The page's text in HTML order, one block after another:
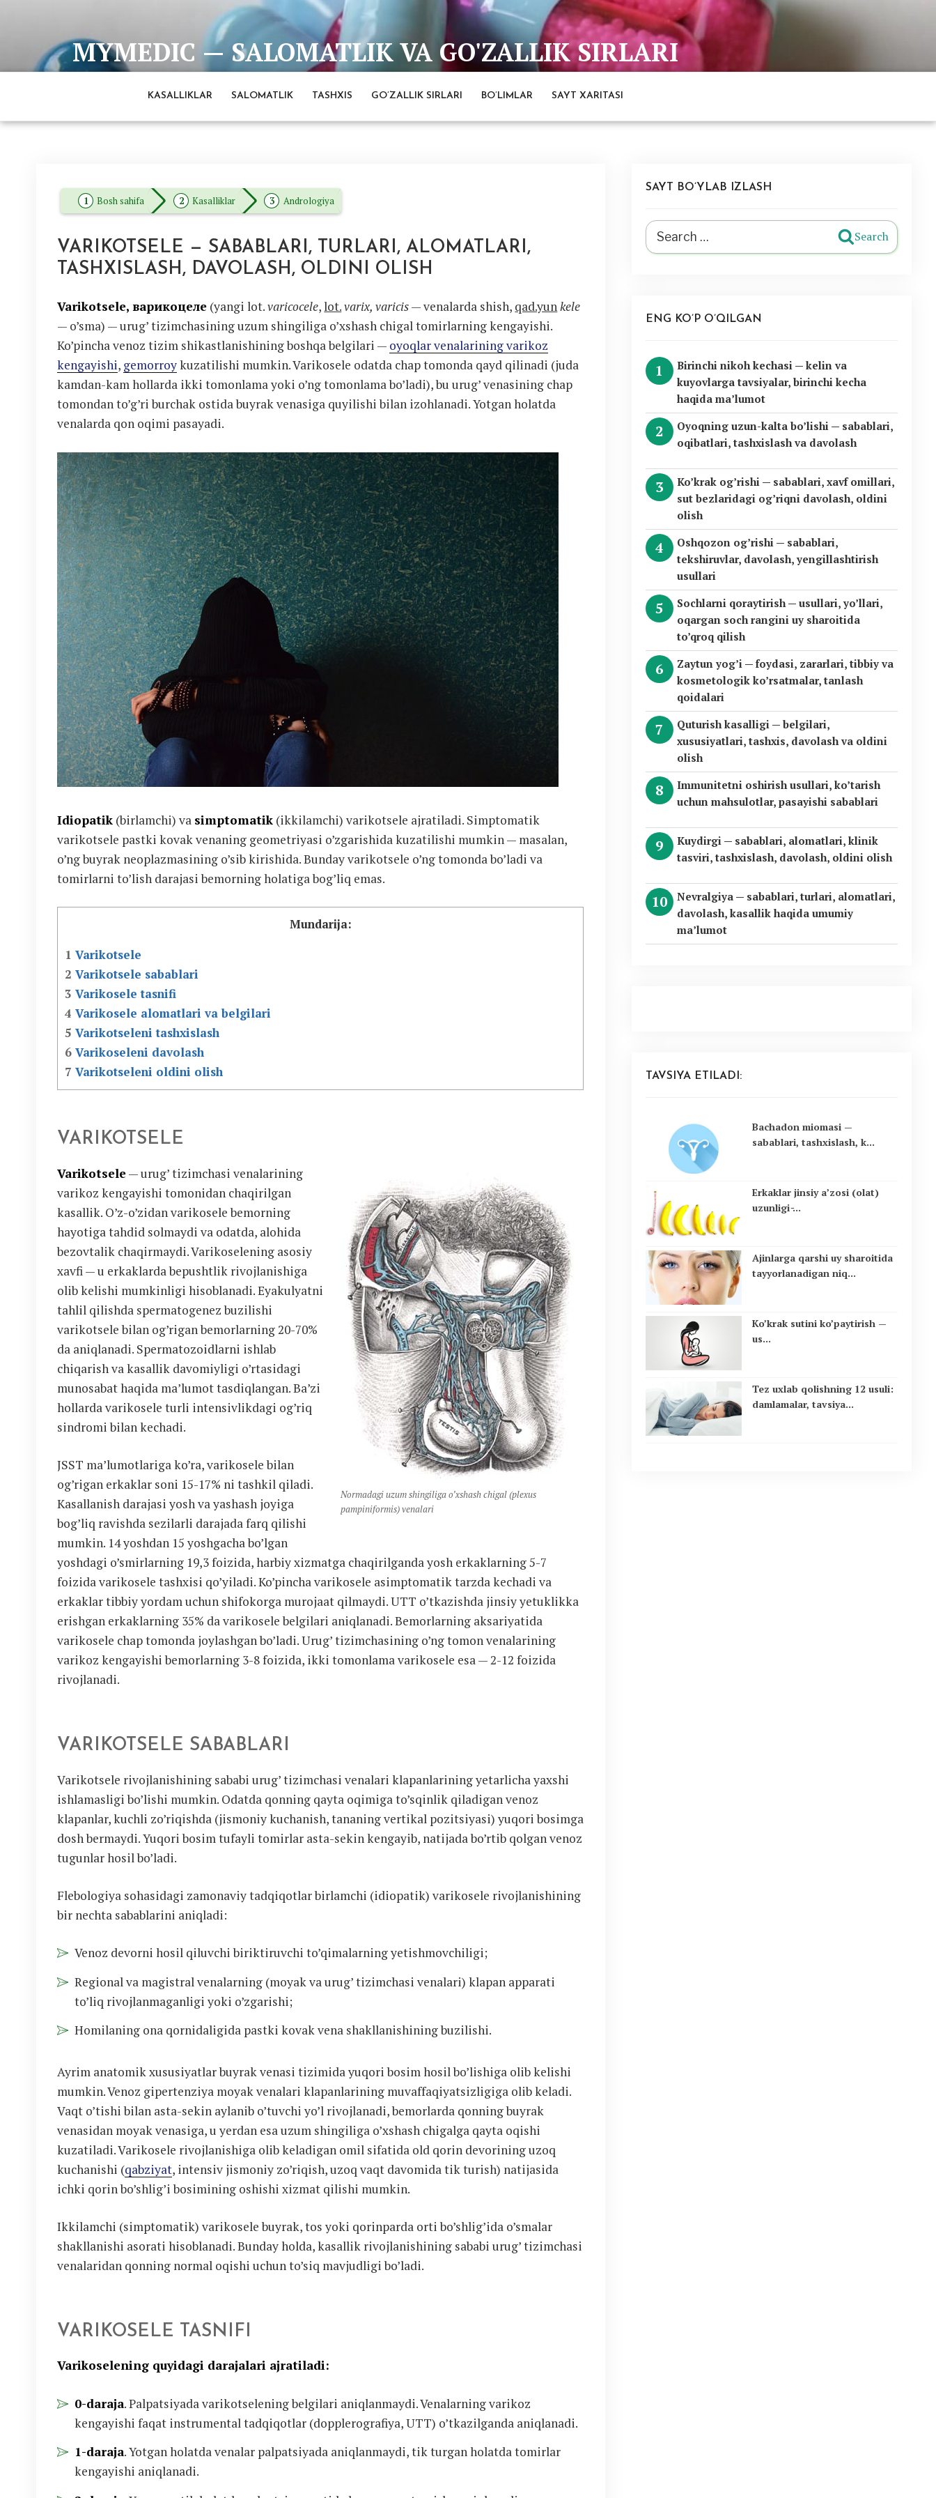
MYMEDIC — SALOMATLIK VA GO'ZALLIK SIRLARI
Barcha eng ishonchli va to'liq ma'lumotlar manbai
KASALLIKLAR SALOMATLIK TASHXIS GO’ZALLIK SIRLARI BO’LIMLAR SAYT XARITASI
Bosh sahifa Kasalliklar Andrologiya
VARIKOTSELE — SABABLARI, TURLARI, ALOMATLARI,
TASHXISLASH, DAVOLASH, OLDINI OLISH
Varikotsele, варикоцеле (yangi lot.varicocele,lot.varix, varicis— venalarda shish, qad.yunkele
— o’sma) — urug’ tizimchasining uzum shingiliga o’xshash chigal tomirlarning kengayishi.
Ko’pincha venoz tizim shikastlanishining boshqa belgilari — oyoqlar venalarining varikoz
kengayishi, gemorroykuzatilishi mumkin. Varikosele odatda chap tomonda qayd qilinadi (juda
kamdan-kam hollarda ikki tomonlama yoki o’ng tomonlama bo’ladi), bu urug’ venasining chap
tomondan to’g’ri burchak ostida buyrak venasiga quyilishi bilan izohlanadi. Yotgan holatda
venalarda qon oqimi pasayadi.
Idiopatik (birlamchi) va simptomatik (ikkilamchi) varikotsele ajratiladi. Simptomatik
varikotsele pastki kovak venaning geometriyasi o’zgarishida kuzatilishi mumkin — masalan,
o’ng buyrak neoplazmasining o’sib kirishida. Bunday varikotsele o’ng tomonda bo’ladi va
tomirlarni to’lish darajasi bemorning holatiga bog’liq emas.
Mundarija:
1 Varikotsele
2 Varikotsele sabablari
3 Varikosele tasnifi
4 Varikosele alomatlari va belgilari
5 Varikotseleni tashxislash
6 Varikoseleni davolash
7 Varikotseleni oldini olish
VARIKOTSELE
Normadagi uzum shingiliga o’xshash chigal (plexus
pampiniformis) venalari
Varikotsele— urug’ tizimchasi venalarining
varikoz kengayishi tomonidan chaqirilgan
kasallik. O’z-o’zidan varikosele bemorning
hayotiga tahdid solmaydi va odatda, alohida
bezovtalik chaqirmaydi. Varikoselening asosiy
xavfi — u erkaklarda bepushtlik rivojlanishiga
olib kelishi mumkinligi hisoblanadi. Eyakulyatni
tahlil qilishda spermatogenez buzilishi
varikotsele bilan og’rigan bemorlarning 20-70%
da aniqlanadi. Spermatozoidlarni ishlab
chiqarish va kasallik davomiyligi o’rtasidagi
munosabat haqida ma’lumot tasdiqlangan. Ba’zi
hollarda varikosele turli intensivlikdagi og’riq
sindromi bilan kechadi.
JSST ma’lumotlariga ko’ra, varikosele bilan
og’rigan erkaklar soni 15-17% ni tashkil qiladi.
Kasallanish darajasi yosh va yashash joyiga
bog’liq ravishda sezilarli darajada farq qilishi
mumkin. 14 yoshdan 15 yoshgacha bo’lgan
yoshdagi o’smirlarning 19,3 foizida, harbiy xizmatga chaqirilganda yosh erkaklarning 5-7
foizida varikosele tashxisi qo’yiladi. Ko’pincha varikosele asimptomatik tarzda kechadi va
erkaklar tibbiy yordam uchun shifokorga murojaat qilmaydi. UTT o’tkazishda jinsiy yetuklikka
erishgan erkaklarning 35% da varikosele belgilari aniqlanadi. Bemorlarning aksariyatida
varikosele chap tomonda joylashgan bo’ladi. Urug’ tizimchasining o’ng tomon venalarining
varikoz kengayishi bemorlarning 3-8 foizida, ikki tomonlama varikosele esa — 2-12 foizida
rivojlanadi.
VARIKOTSELE SABABLARI
Varikotsele rivojlanishining sababi urug’ tizimchasi venalari klapanlarining yetarlicha yaxshi
ishlamasligi bo’lishi mumkin. Odatda qonning qayta oqimiga to’sqinlik qiladigan venoz
klapanlar, kuchli zo’riqishda (jismoniy kuchanish, tananing vertikal pozitsiyasi) yuqori bosimga
dosh bermaydi. Yuqori bosim tufayli tomirlar asta-sekin kengayib, natijada bo’rtib qolgan venoz
tugunlar hosil bo’ladi.
Flebologiya sohasidagi zamonaviy tadqiqotlar birlamchi (idiopatik) varikosele rivojlanishining
bir nechta sabablarini aniqladi:
Venoz devorni hosil qiluvchi biriktiruvchi to’qimalarning yetishmovchiligi;
Regional va magistral venalarning (moyak va urug’ tizimchasi venalari) klapan apparati
to’liq rivojlanmaganligi yoki o’zgarishi;
Homilaning ona qornidaligida pastki kovak vena shakllanishining buzilishi.
Ayrim anatomik xususiyatlar buyrak venasi tizimida yuqori bosim hosil bo’lishiga olib kelishi
mumkin. Venoz gipertenziya moyak venalari klapanlarining muvaffaqiyatsizligiga olib keladi.
Vaqt o’tishi bilan asta-sekin aylanib o’tuvchi yo’l rivojlanadi, bemorlarda qonning buyrak
venasidan moyak venasiga, u yerdan esa uzum shingiliga o’xshash chigalga qayta oqishi
kuzatiladi. Varikosele rivojlanishiga olib keladigan omil sifatida old qorin devorining uzoq
kuchanishi (qabziyat, intensiv jismoniy zo’riqish, uzoq vaqt davomida tik turish) natijasida
ichki qorin bo’shlig’i bosimining oshishi xizmat qilishi mumkin.
Ikkilamchi (simptomatik) varikosele buyrak, tos yoki qorinparda orti bo’shlig’ida o’smalar
shakllanishi asorati hisoblanadi. Bunday holda, kasallik rivojlanishining sababi urug’ tizimchasi
venalaridan qonning normal oqishi uchun to’siq mavjudligi bo’ladi.
VARIKOSELE TASNIFI
Varikoselening quyidagi darajalari ajratiladi:
0-daraja. Palpatsiyada varikotselening belgilari aniqlanmaydi. Venalarning varikoz
kengayishi faqat instrumental tadqiqotlar (dopplerografiya, UTT) o’tkazilganda aniqlanadi.
1-daraja. Yotgan holatda venalar palpatsiyada aniqlanmaydi, tik turgan holatda tomirlar
kengayishi aniqlanadi.
SAYT BO’YLAB IZLASH
Search
for:
Search
ENG KO’P O’QILGAN
Birinchi nikoh kechasi — kelin va
kuyovlarga tavsiyalar, birinchi kecha
haqida ma’lumot
Oyoqning uzun-kalta bo’lishi — sabablari,
oqibatlari, tashxislash va davolash
Ko’krak og’rishi — sabablari, xavf omillari,
sut bezlaridagi og’riqni davolash, oldini
olish
Oshqozon og’rishi — sabablari,
tekshiruvlar, davolash, yengillashtirish
usullari
Sochlarni qoraytirish — usullari, yo’llari,
oqargan soch rangini uy sharoitida
to’qroq qilish
Zaytun yog’i — foydasi, zararlari, tibbiy va
kosmetologik ko’rsatmalar, tanlash
qoidalari
Quturish kasalligi — belgilari,
xususiyatlari, tashxis, davolash va oldini
olish
Immunitetni oshirish usullari, ko’tarish
uchun mahsulotlar, pasayishi sabablari
Kuydirgi — sabablari, alomatlari, klinik
tasviri, tashxislash, davolash, oldini olish
Nevralgiya — sabablari, turlari, alomatlari,
davolash, kasallik haqida umumiy
ma’lumot
TAVSIYA ETILADI:
Bachadon miomasi —
sabablari, tashxislash, k...
Erkaklar jinsiy a’zosi (olat)
uzunligi ̵...
Ajinlarga qarshi uy sharoitida
tayyorlanadigan niq...
Ko’krak sutini ko’paytirish —
us...
Tez uxlab qolishning 12 usuli:
damlamalar, tavsiya...